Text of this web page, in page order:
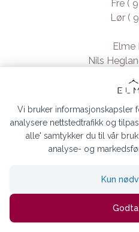
Fre (
Lør (
Elme
Nils
4735
- Org. nr.
Siden driftes
Vi bruker informasjonskapsler
analysere nettstedtrafikk og
alle' samtykker du til vår
analyse- og
Kun